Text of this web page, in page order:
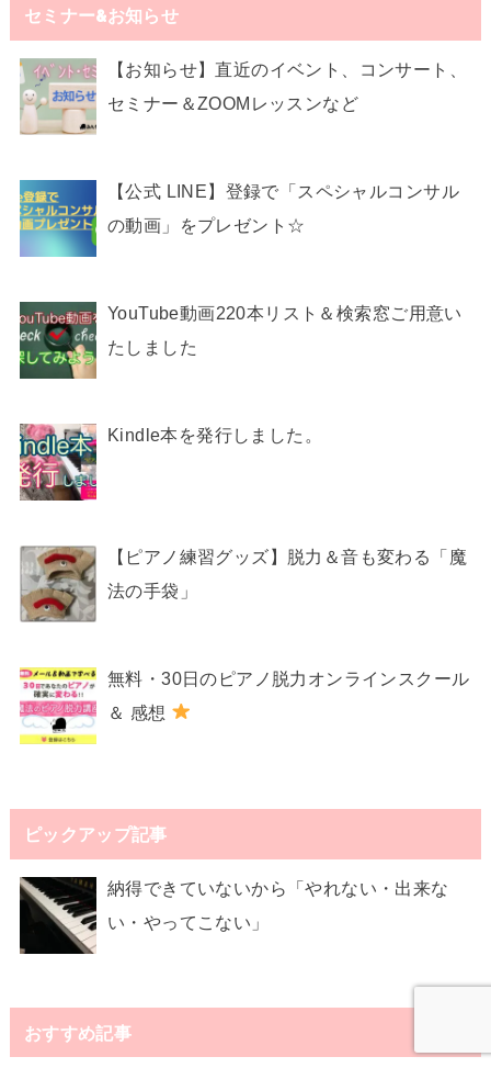
セミナー&お知らせ
【お知らせ】直近のイベント、コンサート、
セミナー＆ZOOMレッスンなど
【公式 LINE】登録で「スペシャルコンサル
の動画」をプレゼント☆
YouTube動画220本リスト＆検索窓ご用意い
たしました
Kindle本を発行しました。
【ピアノ練習グッズ】脱力＆音も変わる「魔
法の手袋」
無料・30日のピアノ脱力オンラインスクール
＆ 感想
ピックアップ記事
納得できていないから「やれない・出来な
い・やってこない」
おすすめ記事